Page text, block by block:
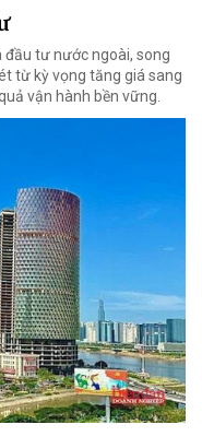
đầu tư nước ngoài, song
từ kỳ vọng tăng giá sang
vận hành bền vững.